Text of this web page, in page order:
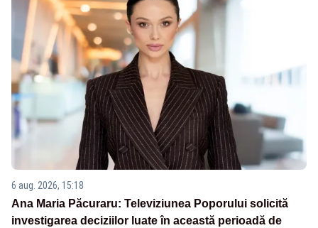
6 aug. 2026, 15:18
Ana Maria Păcuraru: Televiziunea Poporului solicită
investigarea deciziilor luate în această perioadă de